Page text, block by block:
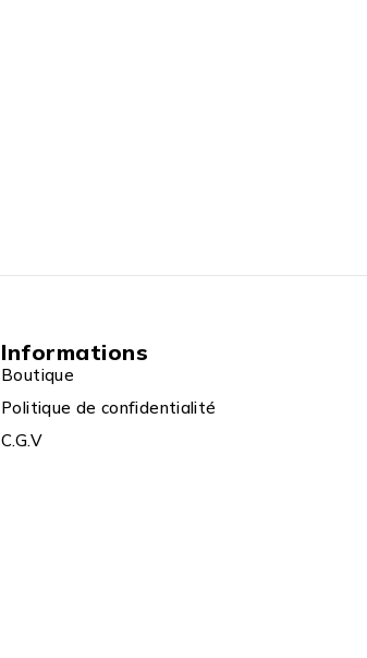
Informations
Boutique
Politique de confidentialité
C.G.V